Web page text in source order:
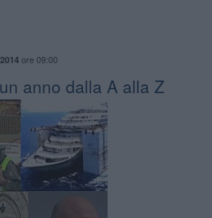
ore 09:00
anno dalla A alla Z